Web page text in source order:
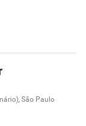
São Paulo